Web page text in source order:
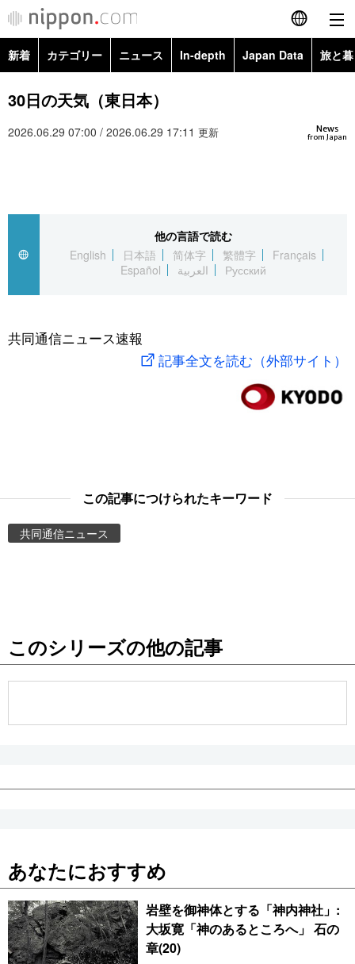
English
العربية
社会
旅と暮らし
東京
新着 カテゴリー ニュース In-depth Japan Data 旅と
政治・外交
経済・ビジネス
社会
文化
科学・技術
暮らし
Images
お知らせ
30日の天気（東日本）
News
from Japan
2026.06.29 07:00 / 2026.06.29 17:11 更新
他の言語で読む
English
日本語 简体字 繁體字
Français
Español
العربية Русский
共同通信ニュース速報
記事全文を読む（外部サイト）
この記事につけられたキーワード
共同通信ニュース
このシリーズの他の記事
あなたにおすすめ
岩壁を御神体とする「神内神社」:
大坂寛「神のあるところへ」 石の
章(20)